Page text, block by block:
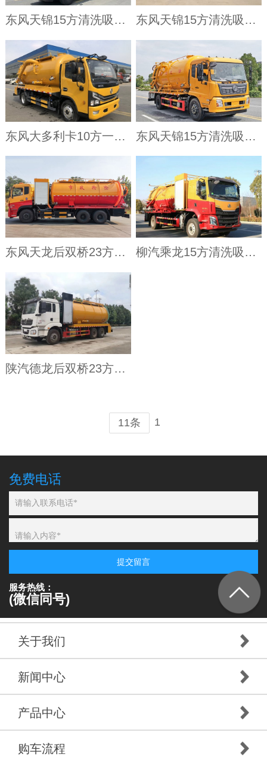
东风天锦15方清洗吸污车 东风天锦15方清洗吸污车带副发
东风大多利卡10方一体罐清洗吸污车 东风天锦15方清洗吸污车（一体罐外观）
东风天龙后双桥23方清洗吸污车 柳汽乘龙15方清洗吸污车
陕汽德龙后双桥23方清洗吸污车
11条 1
免费电话
提交留言
服务热线：
(微信同号)
关于我们
新闻中心
产品中心
购车流程